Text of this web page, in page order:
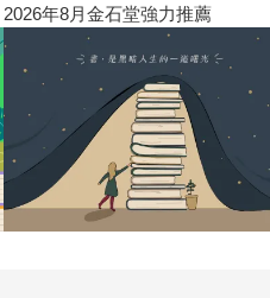
2026年8月金石堂強力推薦